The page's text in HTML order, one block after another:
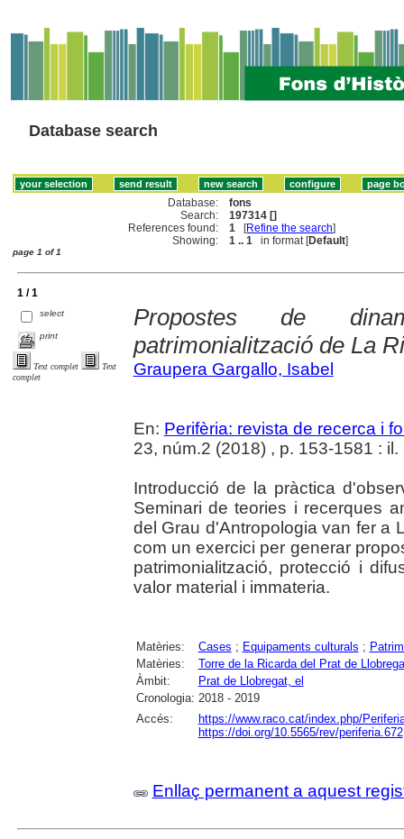
Database search
Database:
fons
Search:
197314 []
References found:
1 [Refine the search]
Showing:
1 .. 1 in format [Default]
page 1 of 1
1 / 1
select
print
Text complet
Text
complet
Propostes de
patrimonialització de La
Graupera Gargallo, Isabel
En: Perifèria: revista de recerca i
23, núm.2 (2018) , p. 153-1581 : il.
Introducció de la pràctica
Seminari de teories i recerques
del Grau d'Antropologia van fer a
com un exercici per generar
patrimonialització, protecció i
valor material i immateria.
Matèries: Cases ; Equipaments culturals ;
Matèries:
Torre de la Ricarda del Prat de
Àmbit:
Prat de Llobregat, el
Cronologia: 2018 - 2019
Accés:
https://www.raco.cat/index.php/
https://doi.org/10.5565/rev/periferia.672
Enllaç permanent a aquest